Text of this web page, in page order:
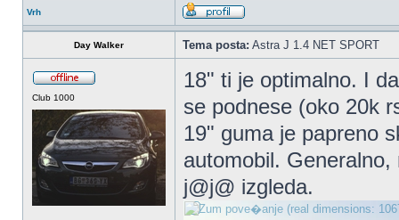
Vrh
Day Walker Tema posta: Astra J 1.4 NET SPORT
Club 1000
18" ti je optimalno. I
se podnese (oko 20k
19" guma je papreno
automobil.
j@j@ izgleda.